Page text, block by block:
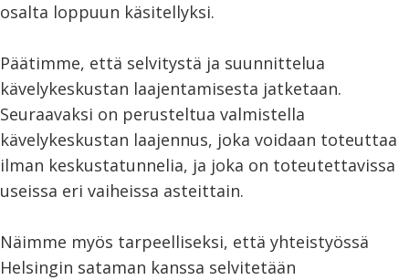
osalta loppuun käsitellyksi.
Päätimme, että selvitystä ja suunnittelua
kävelykeskustan laajentamisesta jatketaan.
Seuraavaksi on perusteltua valmistella
kävelykeskustan laajennus, joka voidaan toteuttaa
ilman keskustatunnelia, ja joka on toteutettavissa
useissa eri vaiheissa asteittain.
Näimme myös tarpeelliseksi, että yhteistyössä
Helsingin sataman kanssa selvitetään